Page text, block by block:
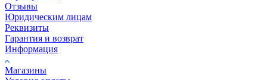
Отзывы
Юридическим лицам
Реквизиты
Гарантия и возврат
Информация
Магазины